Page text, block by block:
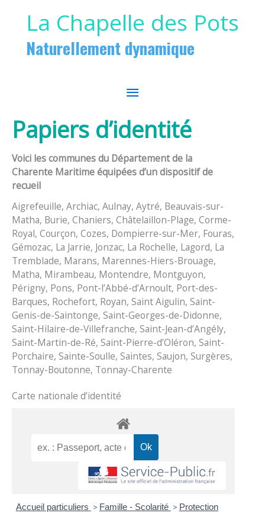
La Chapelle des Pots
Naturellement dynamique
MENU
PRINCIPAL
Papiers d’identité
Voici les communes du Département de la
Charente Maritime équipées d’un dispositif de
recueil
Aigrefeuille, Archiac, Aulnay, Aytré, Beauvais-sur-
Matha, Burie, Chaniers, Châtelaillon-Plage, Corme-
Royal, Courçon, Cozes, Dompierre-sur-Mer, Fouras,
Gémozac, La Jarrie, Jonzac, La Rochelle, Lagord, La
Tremblade, Marans, Marennes-Hiers-Brouage,
Matha, Mirambeau, Montendre, Montguyon,
Périgny, Pons, Pont-l’Abbé-d’Arnoult, Port-des-
Barques, Rochefort, Royan, Saint Aigulin, Saint-
Genis-de-Saintonge, Saint-Georges-de-Didonne,
Saint-Hilaire-de-Villefranche, Saint-Jean-d’Angély,
Saint-Martin-de-Ré, Saint-Pierre-d’Oléron, Saint-
Porchaire, Sainte-Soulle, Saintes, Saujon, Surgères,
Tonnay-Boutonne, Tonnay-Charente
Carte nationale d’identité
Accueil particuliers > Famille - Scolarité > Protection